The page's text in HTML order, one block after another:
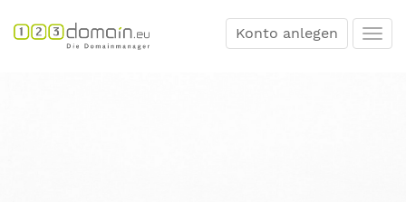
Konto anlegen